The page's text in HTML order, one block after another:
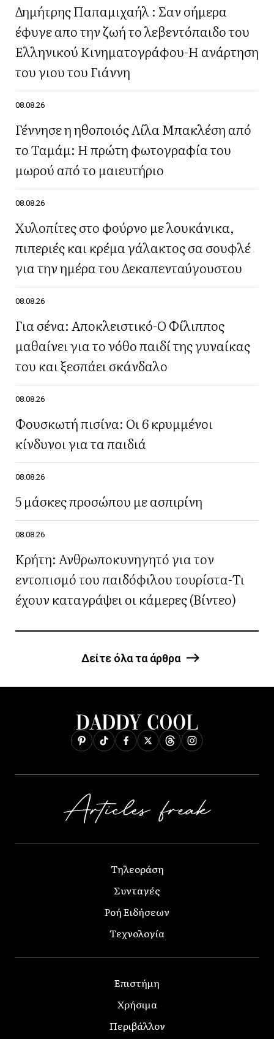
Δημήτρης Παπαμιχαήλ : Σαν σήμερα
έφυγε απο την ζωή το λεβεντόπαιδο του
Ελληνικού Κινηματογράφου-Η ανάρτηση
του γιου του Γιάννη
08.08.26
Γέννησε η ηθοποιός Λίλα Μπακλέση από
το Ταμάμ: Η πρώτη φωτογραφία του
μωρού από το μαιευτήριο
08.08.26
Χυλοπίτες στο φούρνο με λουκάνικα,
πιπεριές και κρέμα γάλακτος σα σουφλέ
για την ημέρα του Δεκαπενταύγουστου
08.08.26
Για σένα: Αποκλειστικό-Ο Φίλιππος
μαθαίνει για το νόθο παιδί της γυναίκας
του και ξεσπάει σκάνδαλο
08.08.26
Φουσκωτή πισίνα: Οι 6 κρυμμένοι
κίνδυνοι για τα παιδιά
08.08.26
5 μάσκες προσώπου με ασπιρίνη
08.08.26
Κρήτη: Ανθρωποκυνηγητό για τον
εντοπισμό του παιδόφιλου τουρίστα-Τι
έχουν καταγράψει οι κάμερες (Βίντεο)
Δείτε όλα τα άρθρα
Τηλεοράση
Συνταγές
Ροή Ειδήσεων
Τεχνολογία
Επιστήμη
Χρήσιμα
Περιβάλλον